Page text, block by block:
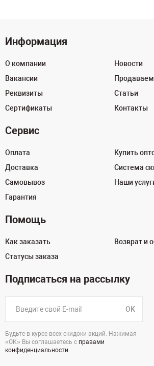
Информация
О компании
Вакансии
Реквизиты
Сертификаты
Новости
Статьи
Контакты
Сервис
Оплата
Доставка
Самовывоз
Гарантия
Купить
Система
Наши
Помощь
Как заказать
Статусы заказа
Возврат и
Подписаться на рассылку
OK
Будьте в курсе всех скидоки акций. Нажимая
«ОК» Вы соглашаетесь с правами
конфиденциальности.